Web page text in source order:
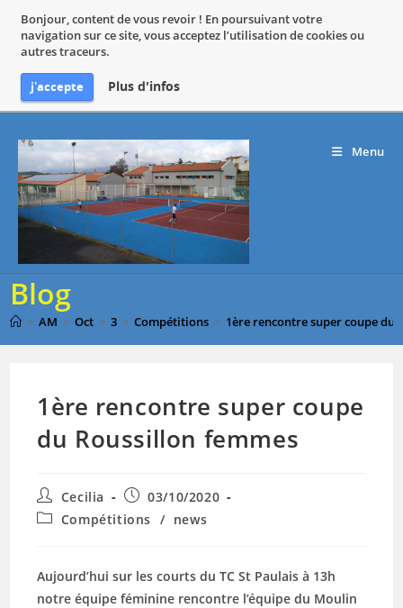
Bonjour, content de vous revoir ! En poursuivant votre
navigation sur ce site, vous acceptez l’utilisation de cookies ou
autres traceurs.
j'accepte Plus d'infos
content
Menu
Blog
> AM > Oct > 3 > Compétitions > 1ère rencontre super coupe du
1ère rencontre super coupe
du Roussillon femmes
Auteur/autrice
de
la
Cecilia
Publication
publiée :
03/10/2020
PostCompétitions / news
Aujourd’hui sur les courts du TC St Paulais à 13h
notre équipe féminine rencontre l’équipe du Moulin